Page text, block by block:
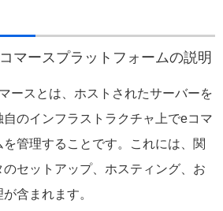
マースプラットフォームの説明
ースとは、ホストされたサーバーを
のインフラストラクチャ上でeコマ
管理することです。これには、関
セットアップ、ホスティング、お
含まれます。